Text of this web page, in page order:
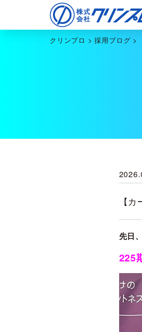
クリンプロ >採用ブログ>
【
先日
225